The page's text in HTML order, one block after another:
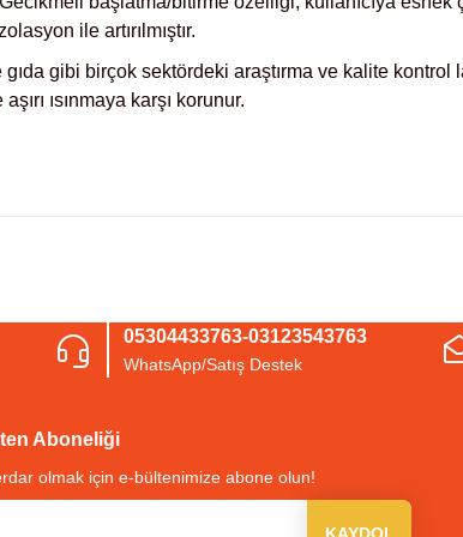
ile artırılmıştır.
gibi birçok sektördeki araştırma ve kalite kontrol
ısınmaya karşı korunur.
05304433763-03123543763
WhatsApp/Satış Destek
Aboneliği
olmak için e-bültenimize abone olun!